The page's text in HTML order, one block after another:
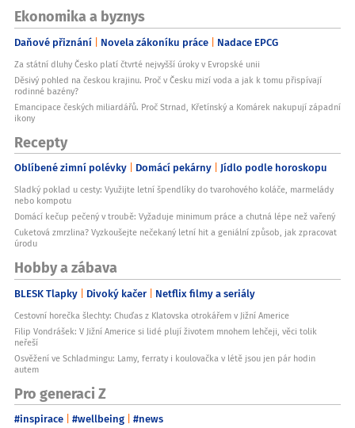
Ekonomika a byznys
Daňové přiznání Novela zákoníku práce Nadace EPCG
Za státní dluhy Česko platí čtvrté nejvyšší úroky v Evropské unii
Děsivý pohled na českou krajinu. Proč v Česku mizí voda a jak k tomu přispívají
rodinné bazény?
Emancipace českých miliardářů. Proč Strnad, Křetínský a Komárek nakupují západní
ikony
Recepty
Oblíbené zimní polévky Domácí pekárny Jídlo podle horoskopu
Sladký poklad u cesty: Využijte letní špendlíky do tvarohového koláče, marmelády
nebo kompotu
Domácí kečup pečený v troubě: Vyžaduje minimum práce a chutná lépe než vařený
Cuketová zmrzlina? Vyzkoušejte nečekaný letní hit a geniální způsob, jak zpracovat
úrodu
Hobby a zábava
BLESK Tlapky Divoký kačer Netflix filmy a seriály
Cestovní horečka šlechty: Chuďas z Klatovska otrokářem v Jižní Americe
Filip Vondrášek: V Jižní Americe si lidé plují životem mnohem lehčeji, věci tolik
neřeší
Osvěžení ve Schladmingu: Lamy, ferraty i koulovačka v létě jsou jen pár hodin
autem
Pro generaci Z
#inspirace #wellbeing #news